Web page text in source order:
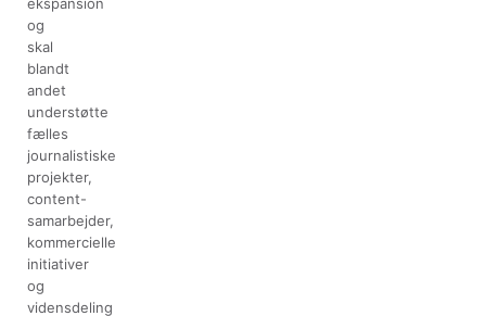
ekspansion
og
skal
blandt
andet
understøtte
fælles
journalistiske
projekter,
content-
samarbejder,
kommercielle
initiativer
og
vidensdeling